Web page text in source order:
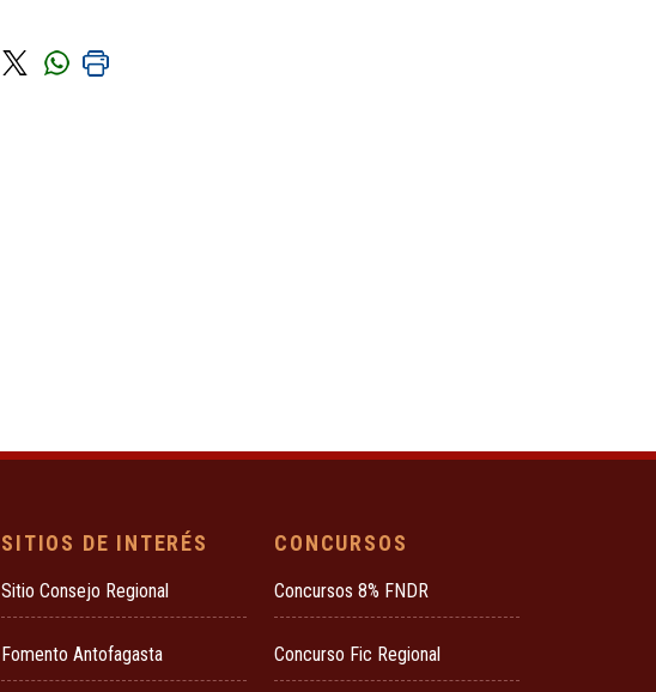
SITIOS DE INTERÉS
Sitio Consejo Regional
Fomento Antofagasta
CONCURSOS
Concursos 8% FNDR
Concurso Fic Regional